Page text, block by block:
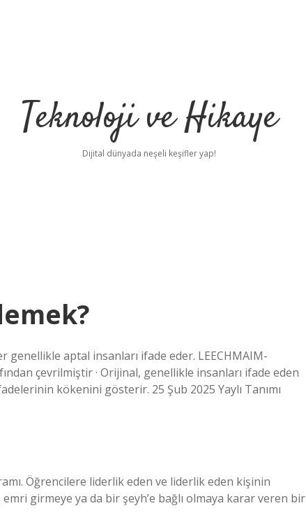
Teknoloji ve Hikaye
Dijital dünyada neşeli keşifler yap!
aptal insanları ifade eder. LEECHMAIM-
çevrilmiştir · Orijinal, genellikle insanları ifade eden
kökenini gösterir. 25 Şub 2025 Yaylı Tanımı
Öğrencilere liderlik eden ve liderlik eden kişinin
girmeye ya da bir şeyh’e bağlı olmaya karar veren bir